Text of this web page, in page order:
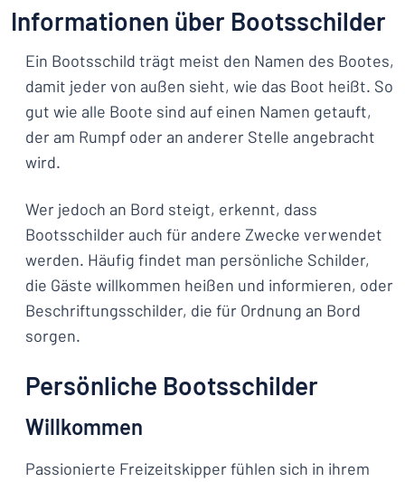
Informationen über Bootsschilder
Ein Bootsschild trägt meist den Namen des Bootes,
damit jeder von außen sieht, wie das Boot heißt. So
gut wie alle Boote sind auf einen Namen getauft,
der am Rumpf oder an anderer Stelle angebracht
wird.
Wer jedoch an Bord steigt, erkennt, dass
Bootsschilder auch für andere Zwecke verwendet
werden. Häufig findet man persönliche Schilder,
die Gäste willkommen heißen und informieren, oder
Beschriftungsschilder, die für Ordnung an Bord
sorgen.
Persönliche Bootsschilder
Willkommen
Passionierte Freizeitskipper fühlen sich in ihrem